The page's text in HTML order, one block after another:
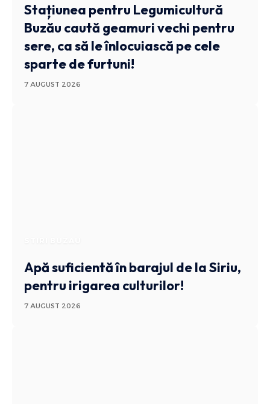
Stațiunea pentru Legumicultură
Buzău caută geamuri vechi pentru
sere, ca să le înlocuiască pe cele
sparte de furtuni!
7 AUGUST 2026
Apă suficientă în barajul de la Siriu,
pentru irigarea culturilor!
7 AUGUST 2026